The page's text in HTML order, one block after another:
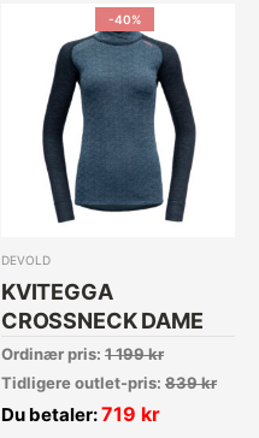
-40%
DEVOLD
KVITEGGA
CROSSNECK DAME
Ordinær pris: 1 199kr
Tidligere outlet-pris: 839kr
Du betaler:719 kr